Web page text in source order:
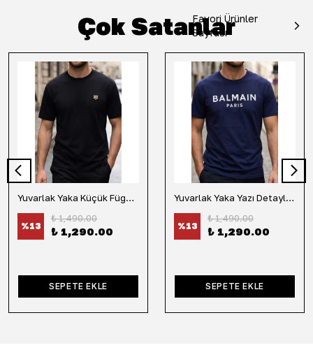
Çok Satanlar
Favori Ürünler
Sayfası
Yuvarlak Yaka Küçük Fügür Detaylı Tişört-Siyah
%13
₺ 1,490.00
₺ 1,290.00
SEPETE EKLE
Yuvarlak Yaka Yazı Detaylı Tişört-Lacivert
%13
₺ 1,490.00
₺ 1,290.00
SEPETE EKLE